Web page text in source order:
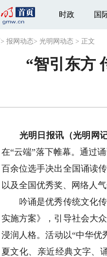
时政 国
> 报网动态> 光明网动态 > 正文
“智引东方
光明日报讯（光明网
在“云端”落下帷幕。通过
百余位选手决出全国诵读
以及全国优秀奖、网络人气
吟诵是优秀传统文化传
实施方案》，引导社会大
浸润人格。活动以“中华优
夏文化、亲近经典文字、